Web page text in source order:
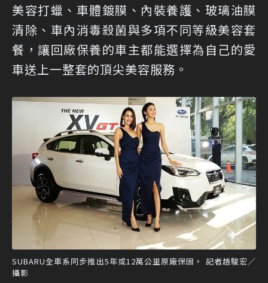
美容打蠟、車體鍍膜、內裝養護、玻璃油膜
清除、車內消毒殺菌與多項不同等級美容套
餐，讓回廠保養的車主都能選擇為自己的愛
車送上一整套的頂尖美容服務。
SUBARU全車系同步推出5年或12萬公里原廠保固。 記者趙駿宏／
攝影